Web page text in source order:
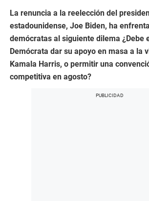
La renuncia a la reelección del
estadounidense, Joe Biden, ha
demócratas al siguiente dilema ¿Debe
Demócrata dar su apoyo en masa a la
Kamala Harris, o permitir una
competitiva en agosto?